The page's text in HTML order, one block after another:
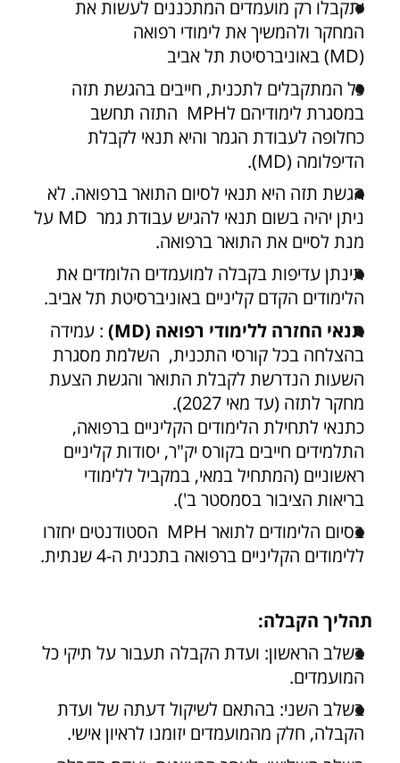
יתקבלו רק מועמדים המתכננים לעשות את
המחקר ולהמשיך את לימודי רפואה
(MD) באוניברסיטת תל אביב
כל המתקבלים לתכנית, חייבים בהגשת תזה
במסגרת לימודיהם לMPH התזה תחשב
כחלופה לעבודת הגמר והיא תנאי לקבלת
הדיפלומה (MD).
הגשת תזה היא תנאי לסיום התואר ברפואה. לא
ניתן יהיה בשום תנאי להגיש עבודת גמר MD על
מנת לסיים את התואר ברפואה.
תינתן עדיפות בקבלה למועמדים הלומדים את
הלימודים הקדם קליניים באוניברסיטת תל אביב.
תנאי החזרה ללימודי רפואה (MD)
: עמידה
בהצלחה בכל קורסי התכנית, השלמת מסגרת
השעות הנדרשת לקבלת התואר והגשת הצעת
מחקר לתזה (עד מאי 2027).
כתנאי לתחילת הלימודים הקליניים ברפואה,
התלמידים חייבים בקורס יק"ר, יסודות קליניים
ראשוניים (המתחיל במאי, במקביל ללימודי
בריאות הציבור בסמסטר ב').
בסיום הלימודים לתואר MPH הסטודנטים יחזרו
ללימודים הקליניים ברפואה בתכנית ה-4 שנתית.
תהליך הקבלה:
בשלב הראשון: ועדת הקבלה תעבור על תיקי כל
המועמדים.
בשלב השני: בהתאם לשיקול דעתה של ועדת
הקבלה, חלק מהמועמדים יזומנו לראיון אישי.